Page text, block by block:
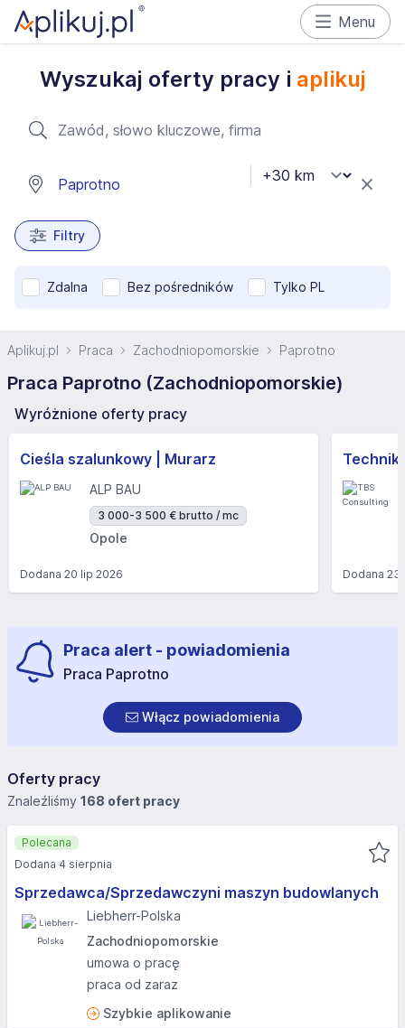
Menu
Wyszukaj oferty pracy i aplikuj
Filtry
Zdalna Bez pośredników Tylko PL
Aplikuj.pl Praca Zachodniopomorskie Paprotno
Praca Paprotno (Zachodniopomorskie)
Wyróżnione oferty pracy
Cieśla szalunkowy | Murarz
ALP BAU
3 000-3 500 € brutto / mc
Opole
Dodana 20 lip 2026 Dodana23
Praca alert - powiadomienia
Praca Paprotno
Włącz powiadomienia
Oferty pracy
Znaleźliśmy 168 ofert pracy
Sprzedawca/Sprzedawczyni maszyn budowlanych
Liebherr-Polska
Zachodniopomorskie
umowa o pracę
praca od zaraz
Szybkie aplikowanie
Polecana
Dodana 4 sierpnia